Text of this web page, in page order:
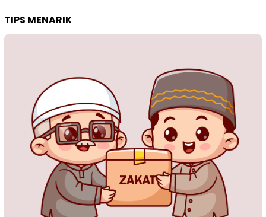
TIPS MENARIK